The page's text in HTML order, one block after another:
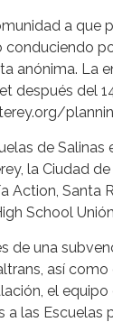
a que
anónima. La
después del
de
la Ciudad
Santa
School
de una
así
el
las Escuelas